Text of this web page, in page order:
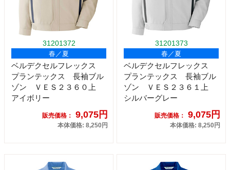
31201372
春／夏
ベルデクセルフレックス
プランテックス 長袖ブル
ゾン ＶＥＳ２３６０上
アイボリー
販売価格： 9,075円
本体価格: 8,250円
31201373
春／夏
ベルデクセルフレックス
プランテックス 長袖ブル
ゾン ＶＥＳ２３６１上
シルバーグレー
販売価格： 9,075円
本体価格: 8,250円